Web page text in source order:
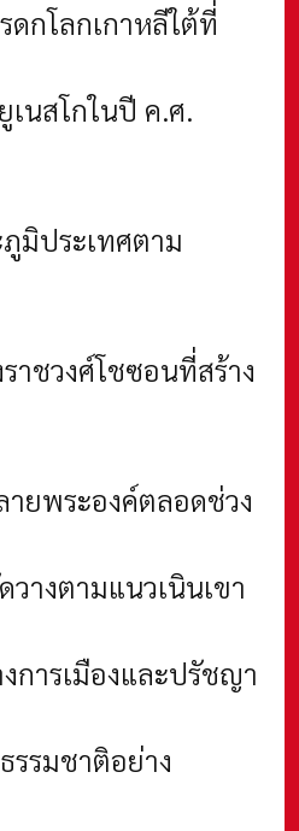
กโลกเกาหลีใต้ที่
เนสโกในปี ค.ศ.
มิประเทศตาม
าชวงศ์โชซอนที่สร้าง
ยพระองค์ตลอดช่วง
างตามแนวเนินเขา
การเมืองและปรัชญา
รมชาติอย่าง